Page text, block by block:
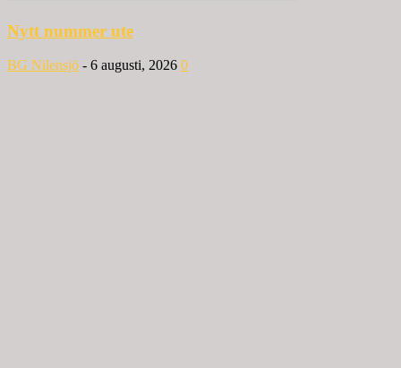
Nytt nummer ute
BG Nilensjö - 6 augusti, 2026 0